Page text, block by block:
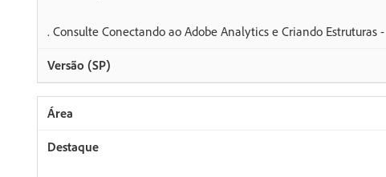
. Consulte Conectando ao Adobe Analytics e Criando Estruturas -